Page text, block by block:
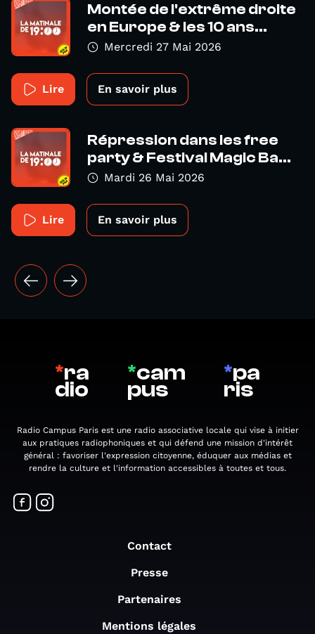
Montée de l'extrême droite
en Europe & les 10 ans...
Mercredi 27 Mai 2026
Lire En savoir plus
Répression dans les free
party & Festival Magic Ba...
Mardi 26 Mai 2026
Lire En savoir plus
*ra
dio
*cam
pus
*pa
ris
Radio Campus Paris est une radio associative locale qui vise à initier
aux pratiques radiophoniques et qui défend une mission d'intérêt
général : favoriser l'expression citoyenne, éduquer aux médias et
rendre la culture et l'information accessibles à toutes et tous.
Contact
Presse
Partenaires
Mentions légales